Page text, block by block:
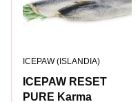
ICEPAW RESET
PURE Karma
PRODUCENT
ICEPAW (ISLANDIA)